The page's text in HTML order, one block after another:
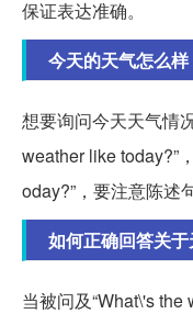
保证表达准确。
今天的天气怎么样
想要询问今天天气情
weather like today?”
oday?”，要注意陈述
如何正确回答关
当被问及“What\'s the